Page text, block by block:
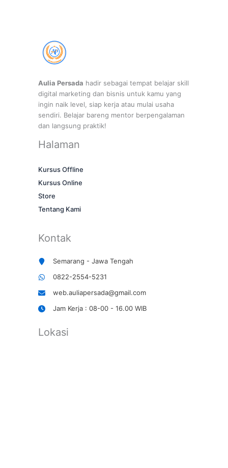
Aulia Persada hadir sebagai tempat belajar skill
digital marketing dan bisnis untuk kamu yang
ingin naik level, siap kerja atau mulai usaha
sendiri. Belajar bareng mentor berpengalaman
dan langsung praktik!
Halaman
Kursus Offline
Kursus Online
Store
Tentang Kami
Kontak
Semarang - Jawa Tengah
0822-2554-5231
web.auliapersada@gmail.com
Jam Kerja : 08-00 - 16.00 WIB
Lokasi